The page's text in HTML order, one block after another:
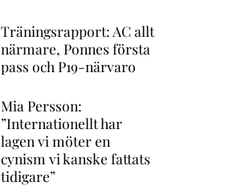
Träningsrapport: AC allt
närmare, Ponnes första
pass och P19-närvaro
Mia Persson:
”Internationellt har
lagen vi möter en
cynism vi kanske fattats
tidigare”